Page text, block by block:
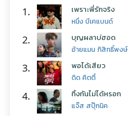
1. เพราะพี่รักจริง
หนึ่ง บีเคแบนด์
2. บุญผลาบ่ฮอด
อ้ายแมน ภิสิทธิ์พงษ์
3. พอได้เสียว
ดิด คิตตี้
4. ทิ้งกันไม่ได้หรอก
แจ๊ส สปุ๊กนิค